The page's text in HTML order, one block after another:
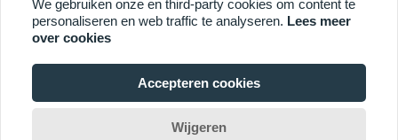
MEER PRODUCTEN
Copyright® 2018 Kernel Medical Equipment Co.,LTD.
may@kernelmed.com
We gebruiken onze en third-party cookies om content te
personaliseren en web traffic te analyseren. Lees meer
over cookies
Accepteren cookies
Wijgeren